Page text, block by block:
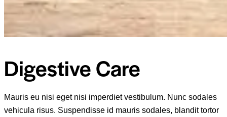
Digestive Care
Mauris eu nisi eget nisi imperdiet vestibulum. Nunc sodales
vehicula risus. Suspendisse id mauris sodales, blandit tortor